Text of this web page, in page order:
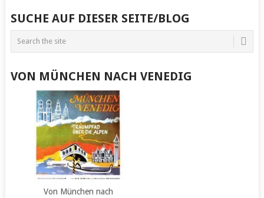
SUCHE AUF DIESER SEITE/BLOG
VON MÜNCHEN NACH VENEDIG
Von München nach